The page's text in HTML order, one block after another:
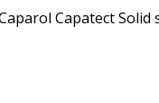
Capatect